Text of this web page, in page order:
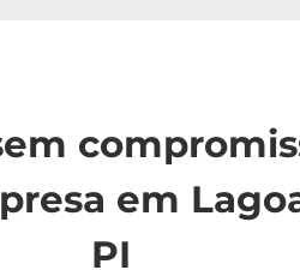
em
PI